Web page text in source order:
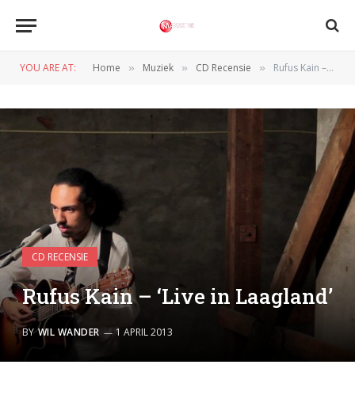
YOU ARE AT: Home » Muziek » CD Recensie » Rufus Kain – ‘Live in Laagland’
CD RECENSIE
Rufus Kain – ‘Live in Laagland’
BY WIL WANDER 1 APRIL 2013